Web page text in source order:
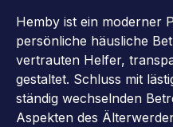
Hemby ist ein moderner
persönliche häusliche
vertrauten Helfer,
gestaltet. Schluss mit
ständig wechselnden
Aspekten des